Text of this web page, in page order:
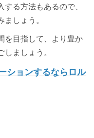
る方法もあるので、
しょう。
を目指して、より豊か
ましょう。
ションするならロル